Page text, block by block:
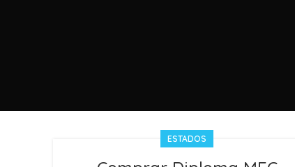
ESTADOS